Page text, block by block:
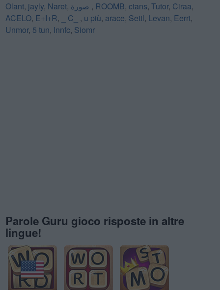
Olant, jayly, Naret, , ROOMB, ctans, Tutor, Ciraa,
ACELO, E+I+R, _ C_ , u più, arace, Settl, Levan, Eerrt,
Unmor, 5 tun, Innfc, Siomr
Parole Guru gioco risposte in altre
lingue!